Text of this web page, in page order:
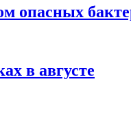
опасных
в августе